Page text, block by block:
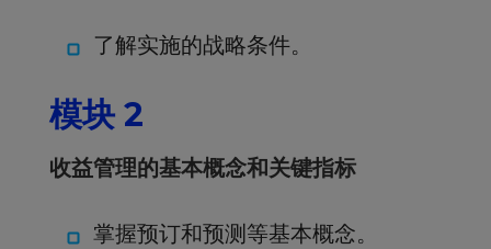
了解实施的战略条件。
模块 2
收益管理的基本概念和关键指标
掌握预订和预测等基本概念。